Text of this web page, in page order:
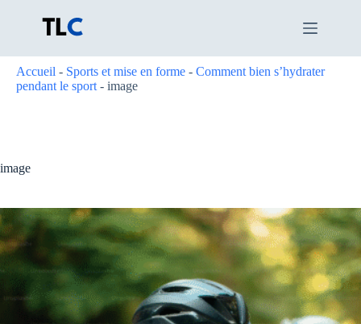
Accueil - Sports et mise en forme - Comment bien s’hydrater
pendant le sport - image
image